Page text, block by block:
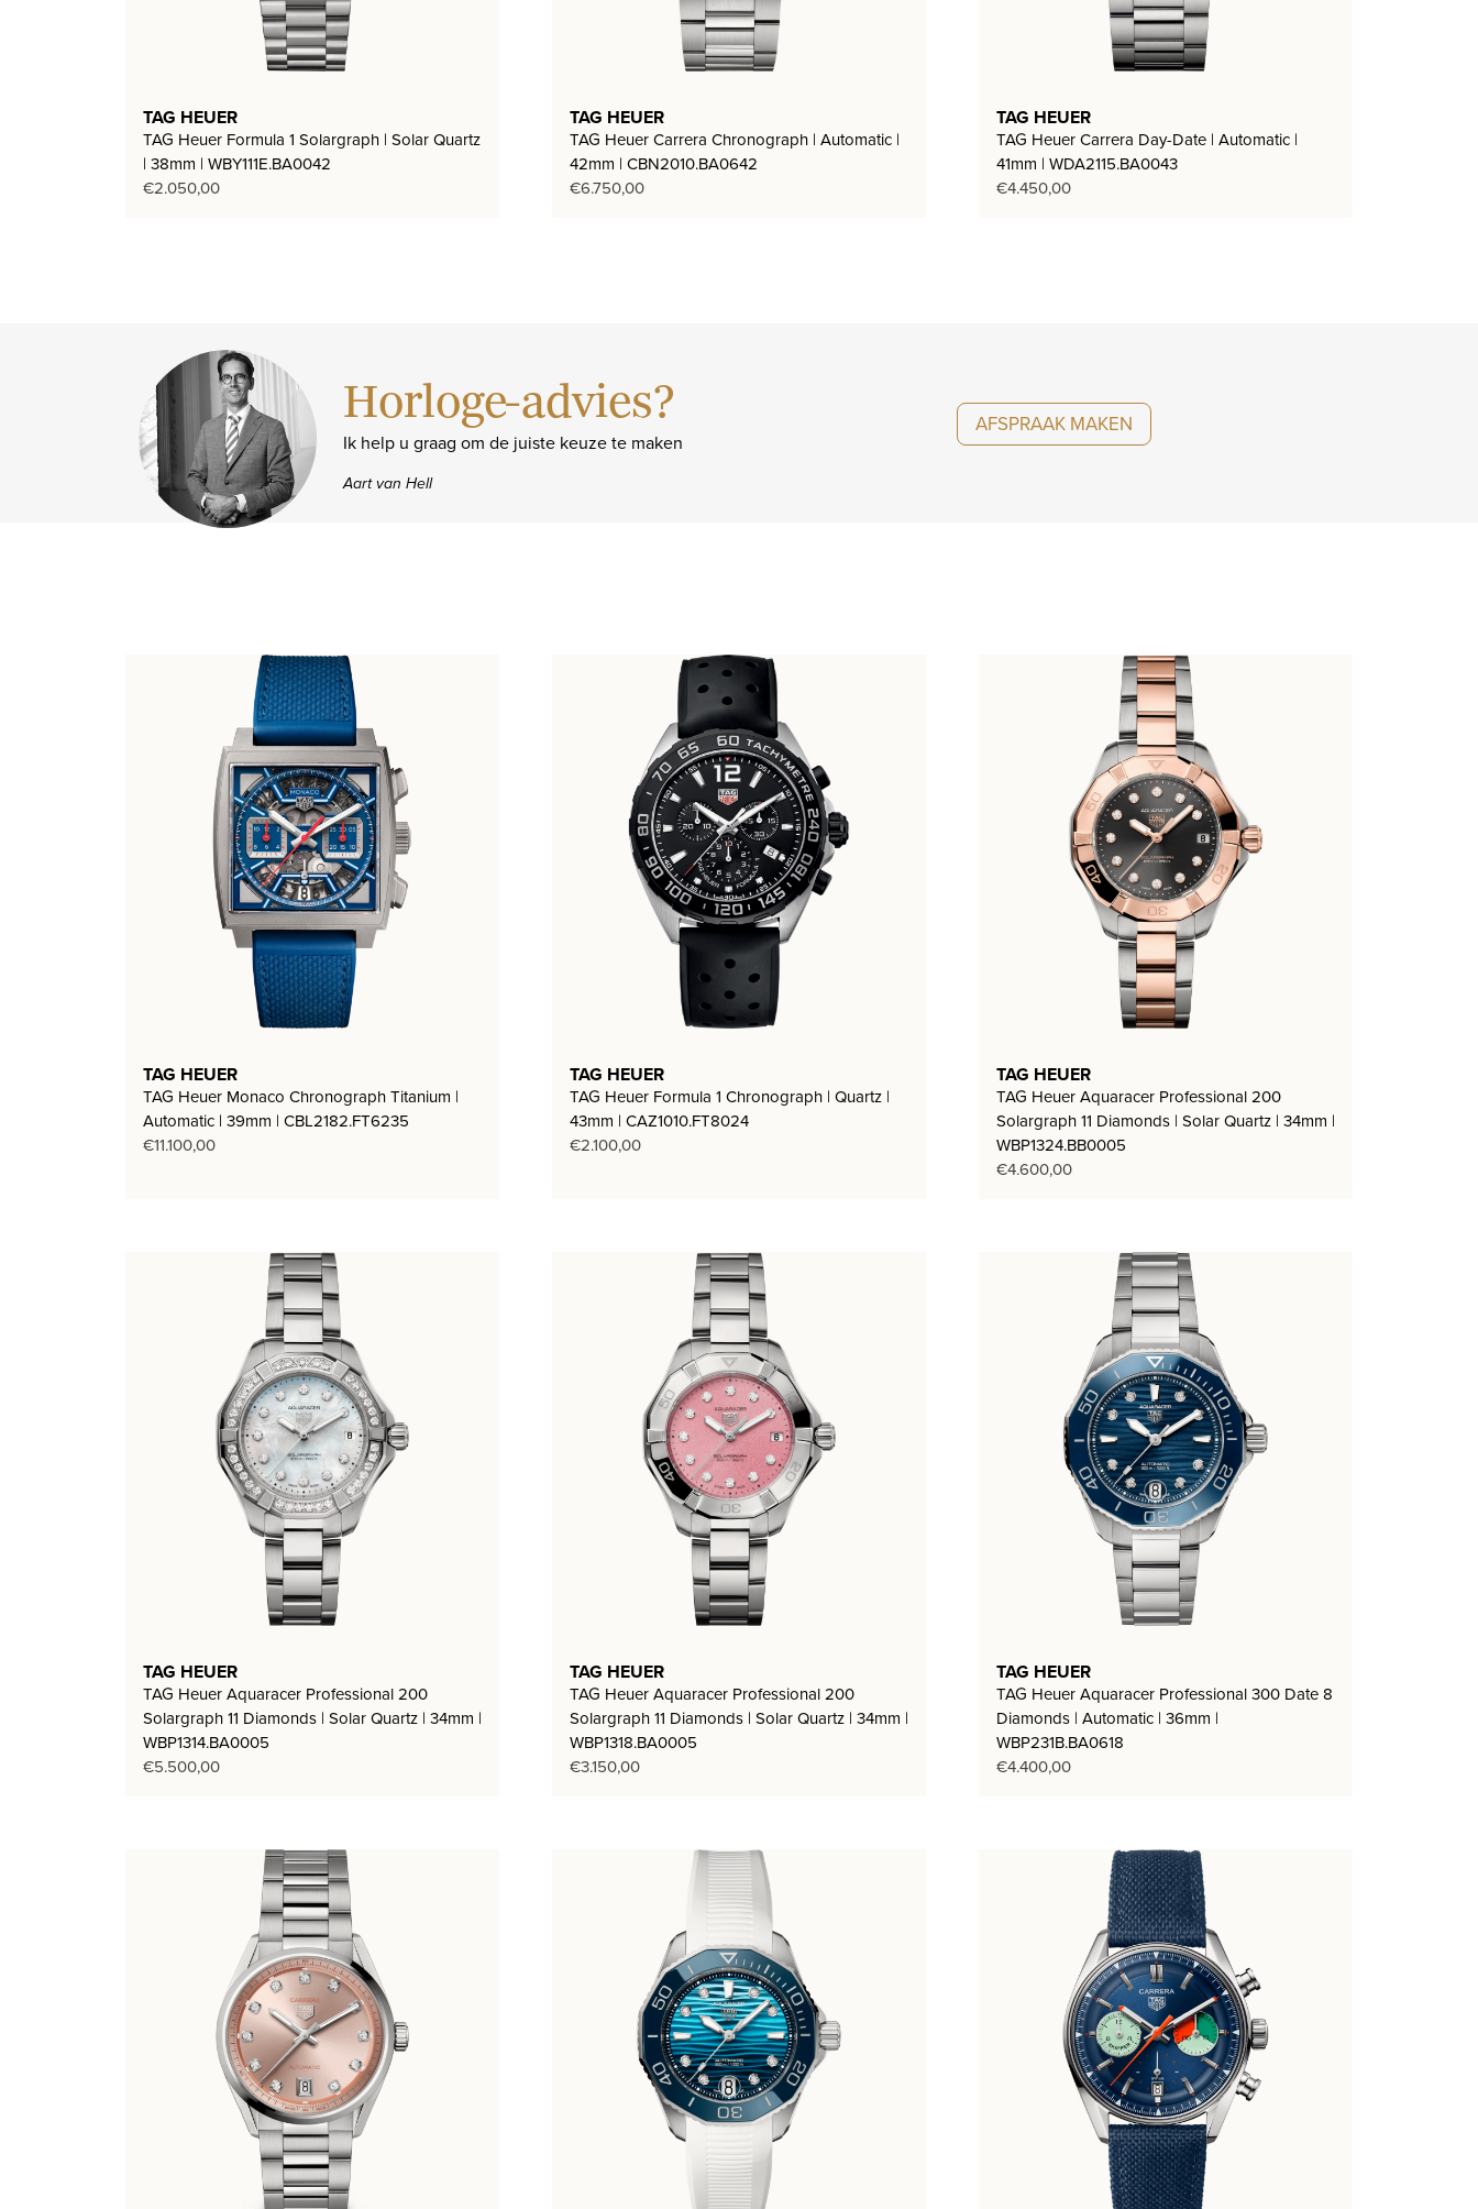
TAG HEUER
TAG Heuer Formula 1 Solargraph | Solar Quartz
| 38mm | WBY111E.BA0042
€2.050,00
TAG HEUER
TAG Heuer Carrera Chronograph | Automatic |
42mm | CBN2010.BA0642
€6.750,00
TAG HEUER
TAG Heuer Carrera Day-Date | Automatic |
41mm | WDA2115.BA0043
€4.450,00
Horloge-advies?
Ik help u graag om de juiste keuze te maken
Aart van Hell
AFSPRAAK MAKEN
TAG HEUER
TAG Heuer Monaco Chronograph Titanium |
Automatic | 39mm | CBL2182.FT6235
€11.100,00
TAG HEUER
TAG Heuer Formula 1 Chronograph | Quartz |
43mm | CAZ1010.FT8024
€2.100,00
TAG HEUER
TAG Heuer Aquaracer Professional 200
Solargraph 11 Diamonds | Solar Quartz | 34mm |
WBP1324.BB0005
€4.600,00
TAG HEUER
TAG Heuer Aquaracer Professional 200
Solargraph 11 Diamonds | Solar Quartz | 34mm |
WBP1314.BA0005
€5.500,00
TAG HEUER
TAG Heuer Aquaracer Professional 200
Solargraph 11 Diamonds | Solar Quartz | 34mm |
WBP1318.BA0005
€3.150,00
TAG HEUER
TAG Heuer Aquaracer Professional 300 Date 8
Diamonds | Automatic | 36mm |
WBP231B.BA0618
€4.400,00